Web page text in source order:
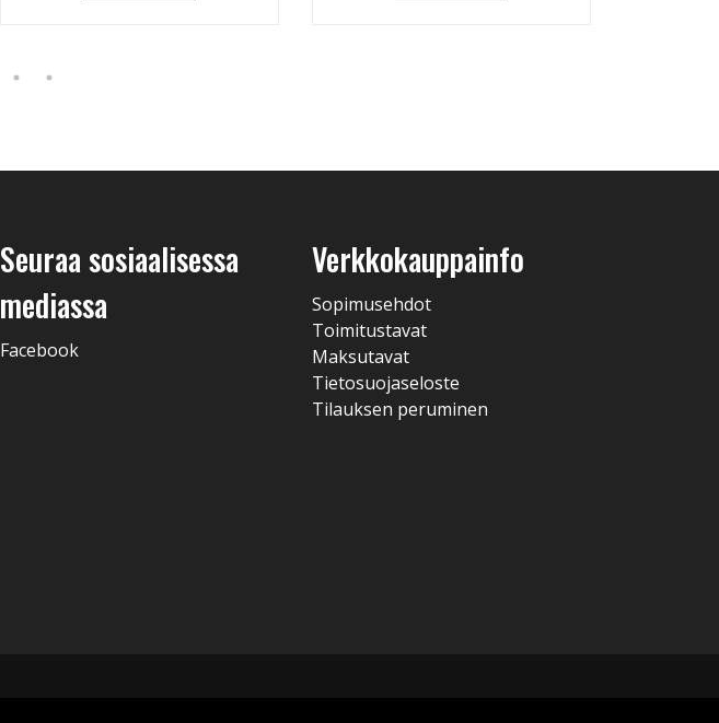
Seuraa sosiaalisessa
mediassa
Facebook
Verkkokauppainfo
Sopimusehdot
Toimitustavat
Maksutavat
Tietosuojaseloste
Tilauksen peruminen